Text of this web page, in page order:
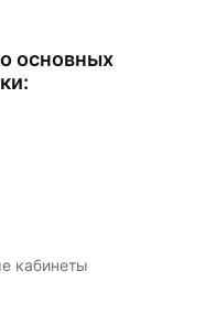
основных
кабинеты